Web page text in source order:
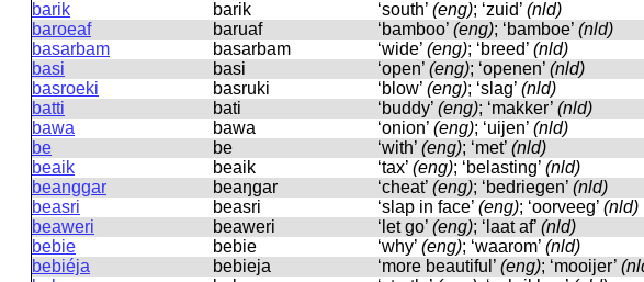
barik
barik ‘south’ (eng); ‘zuid’ (nld)
baroeaf
baruaf ‘bamboo’ (eng); ‘bamboe’ (nld)
basarbam
basarbam ‘wide’ (eng); ‘breed’ (nld)
basi
basi ‘open’ (eng); ‘openen’ (nld)
basroeki
basruki ‘blow’ (eng); ‘slag’ (nld)
batti
bati ‘buddy’ (eng); ‘makker’ (nld)
bawa
bawa ‘onion’ (eng); ‘uijen’ (nld)
be
be ‘with’ (eng); ‘met’ (nld)
beaik
beaik ‘tax’ (eng); ‘belasting’ (nld)
beanggar
beaŋɡar ‘cheat’ (eng); ‘bedriegen’ (nld)
beasri
beasri ‘slap in face’ (eng); ‘oorveeg’ (nld)
beaweri
beaweri ‘let go’ (eng); ‘laat af’ (nld)
bebie
bebie ‘why’ (eng); ‘waarom’ (nld)
bebiéja
bebieja ‘more beautiful’ (eng); ‘mooijer’